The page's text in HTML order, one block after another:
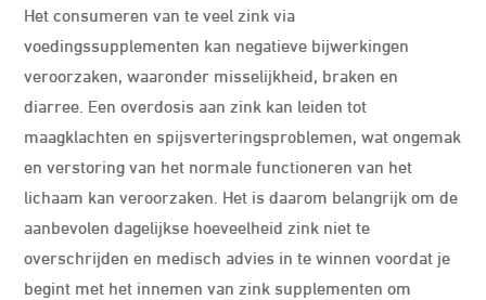
Het consumeren van te veel zink via
voedingssupplementen kan negatieve bijwerkingen
veroorzaken, waaronder misselijkheid, braken en
diarree. Een overdosis aan zink kan leiden tot
maagklachten en spijsverteringsproblemen, wat ongemak
en verstoring van het normale functioneren van het
lichaam kan veroorzaken. Het is daarom belangrijk om de
aanbevolen dagelijkse hoeveelheid zink niet te
overschrijden en medisch advies in te winnen voordat je
begint met het innemen van zink supplementen om